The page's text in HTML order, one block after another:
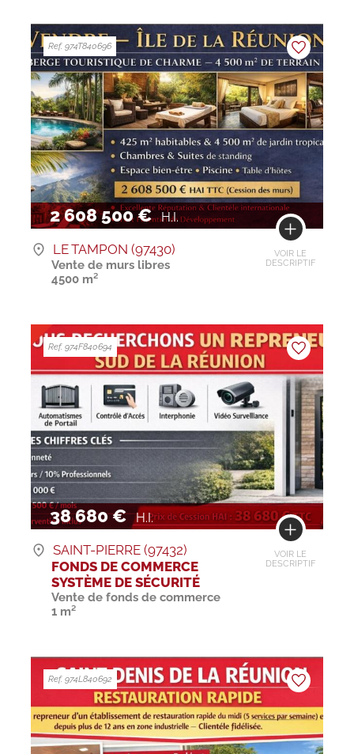
2 608 500 € H.I.
VOIR LE
DESCRIPTIF
Ref. 974T840696
LE TAMPON (97430)
Vente de murs libres
4500 m²
38 680 € H.I.
VOIR LE
DESCRIPTIF
Ref. 974F840694
SAINT-PIERRE (97432)
FONDS DE COMMERCE
SYSTÈME DE SÉCURITÉ
Vente de fonds de commerce
1 m²
Ref. 974L840692